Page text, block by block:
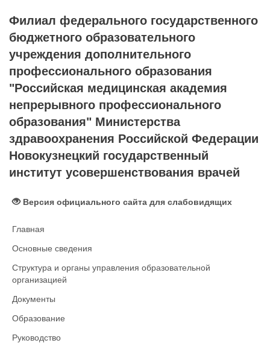
Филиал федерального государственного
бюджетного образовательного
учреждения дополнительного
профессионального образования
"Российская медицинская академия
непрерывного профессионального
образования" Министерства
здравоохранения Российской Федерации
Новокузнецкий государственный
институт усовершенствования врачей
Версия официального сайта для слабовидящих
Главная
Основные сведения
Структура и органы управления образовательной
организацией
Документы
Образование
Руководство